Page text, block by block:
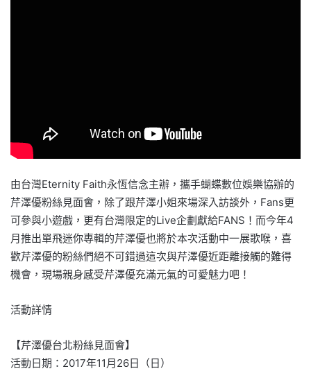
由台灣Eternity Faith永恆信念主辦，攜手蝴蝶數位娛樂協辦的
芹澤優粉絲見面會，除了跟芹澤小姐來場深入訪談外，Fans更
可參與小遊戲，更有台灣限定的Live企劃獻給FANS！而今年4
月推出單飛迷你專輯的芹澤優也將於本次活動中一展歌喉，喜
歡芹澤優的粉絲們絕不可錯過這次與芹澤優近距離接觸的難得
機會，現場親身感受芹澤優充滿元氣的可愛魅力吧！
活動詳情
【芹澤優台北粉絲見面會】
活動日期：2017年11月26日（日）